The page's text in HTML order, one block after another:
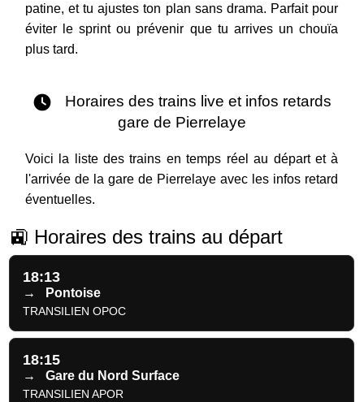
patine, et tu ajustes ton plan sans drama. Parfait pour
éviter le sprint ou prévenir que tu arrives un chouïa
plus tard.
Horaires des trains live et infos retards
gare de Pierrelaye
Voici la liste des trains en temps réel au départ et à
l'arrivée de la gare de Pierrelaye avec les infos retard
éventuelles.
🚉 Horaires des trains au départ
18:13
→ Pontoise
TRANSILIEN OPOC
18:15
→ Gare du Nord Surface
TRANSILIEN APOR